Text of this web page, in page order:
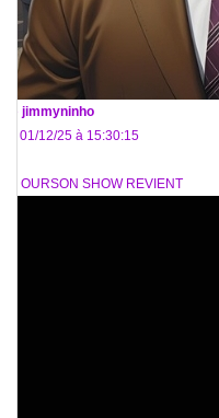
jimmyninho
Le 01/12/25 à 15:30:15
LE OURSON SHOW REVIENT